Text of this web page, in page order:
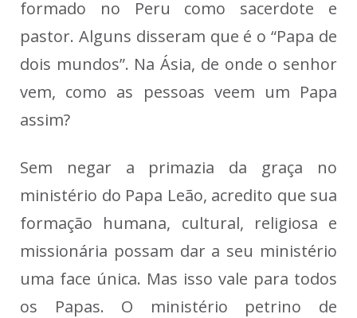
formado no Peru como sacerdote e
pastor. Alguns disseram que é o “Papa de
dois mundos”. Na Ásia, de onde o senhor
vem, como as pessoas veem um Papa
assim?
Sem negar a primazia da graça no
ministério do Papa Leão, acredito que sua
formação humana, cultural, religiosa e
missionária possam dar a seu ministério
uma face única. Mas isso vale para todos
os Papas. O ministério petrino de